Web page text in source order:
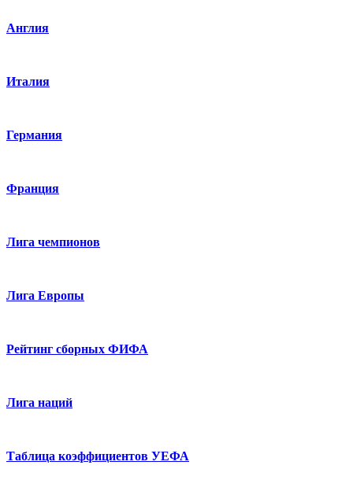
Англия
Италия
Германия
Франция
Лига чемпионов
Лига Европы
Рейтинг сборных ФИФА
Лига наций
Таблица коэффициентов УЕФА